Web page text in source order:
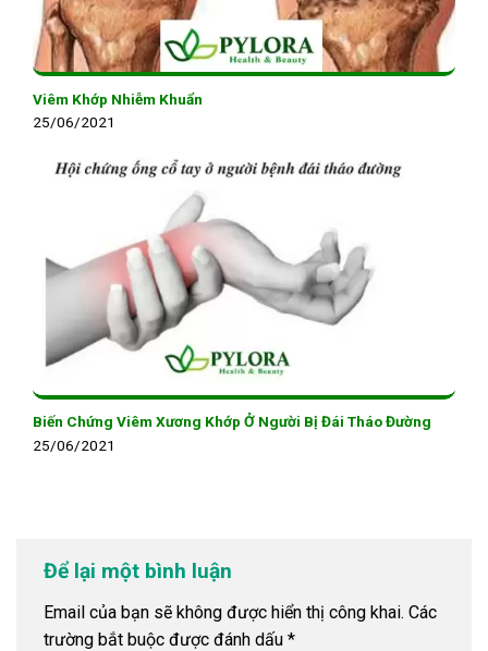
Viêm Khớp Nhiễm Khuẩn
25/06/2021
Biến Chứng Viêm Xương Khớp Ở Người Bị Đái Tháo Đường
25/06/2021
Để lại một bình luận
Email của bạn sẽ không được hiển thị công khai. Các
trường bắt buộc được đánh dấu *